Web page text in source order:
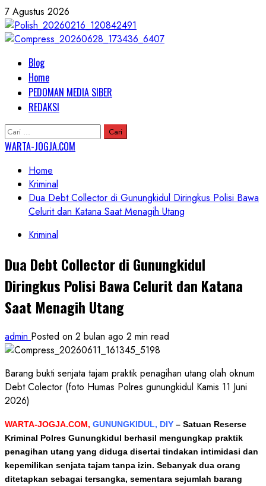
Skip
to
content
7 Agustus 2026
Primary
Menu
Blog
Home
PEDOMAN MEDIA SIBER
REDAKSI
Cari
untuk:
WARTA-JOGJA.COM
Home
Kriminal
Dua Debt Collector di Gunungkidul Diringkus Polisi Bawa
Celurit dan Katana Saat Menagih Utang
Kriminal
Dua Debt Collector di Gunungkidul
Diringkus Polisi Bawa Celurit dan Katana
Saat Menagih Utang
admin Posted on 2 bulan ago 2 min read
Barang bukti senjata tajam praktik penagihan utang olah oknum
Debt Colector (foto Humas Polres gunungkidul Kamis 11 Juni
2026)
WARTA-JOGJA.COM, GUNUNGKIDUL, DIY – Satuan Reserse
Kriminal Polres Gunungkidul berhasil mengungkap praktik
penagihan utang yang diduga disertai tindakan intimidasi dan
kepemilikan senjata tajam tanpa izin. Sebanyak dua orang
ditetapkan sebagai tersangka, sementara sejumlah barang